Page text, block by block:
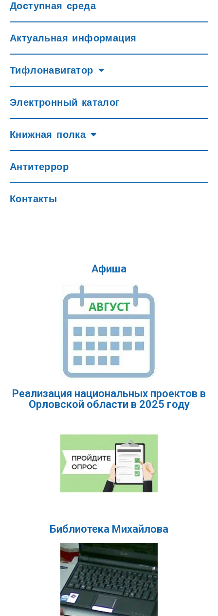
Доступная среда
Актуальная информация
Тифлонавигатор
Электронный каталог
Книжная полка
Антитеррор
Контакты
Афиша
Реализация национальных проектов в
Орловской области в 2025 году
Библиотека Михайлова